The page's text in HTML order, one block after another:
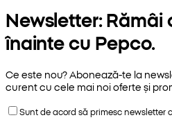
Newsletter: Rămâi
înainte cu Pepco.
Ce este nou? Abonează-te la
curent cu cele mai noi oferte și
Sunt de acord să primesc newsletter